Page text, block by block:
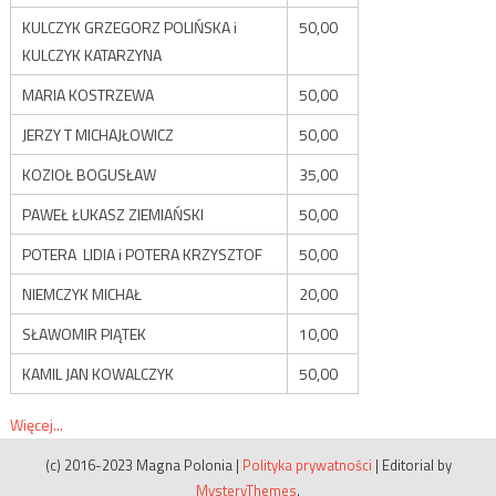
KULCZYK GRZEGORZ POLIŃSKA i
KULCZYK KATARZYNA
50,00
MARIA KOSTRZEWA
50,00
JERZY T MICHAJŁOWICZ
50,00
KOZIOŁ BOGUSŁAW
35,00
PAWEŁ ŁUKASZ ZIEMIAŃSKI
50,00
POTERA LIDIA i POTERA KRZYSZTOF
50,00
NIEMCZYK MICHAŁ
20,00
SŁAWOMIR PIĄTEK
10,00
KAMIL JAN KOWALCZYK
50,00
Więcej...
(c) 2016-2023 Magna Polonia | Polityka prywatności | Editorial by
MysteryThemes.